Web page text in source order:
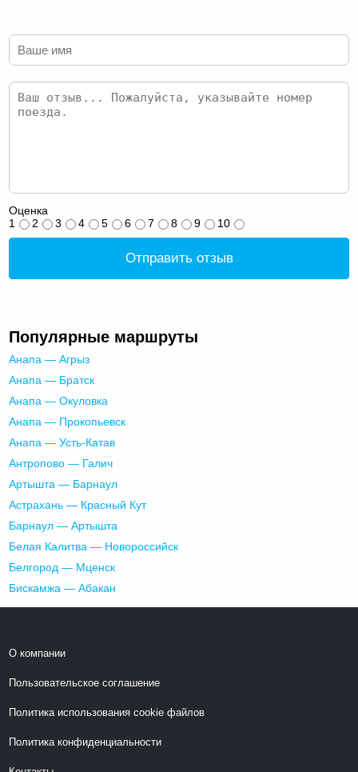
Оценка
1
2 3 4 5 6 7 8 9 10
Отправить отзыв
Популярные маршруты
Анапа — Агрыз
Анапа — Братск
Анапа — Окуловка
Анапа — Прокопьевск
Анапа — Усть-Катав
Антропово — Галич
Артышта — Барнаул
Астрахань — Красный Кут
Барнаул — Артышта
Белая Калитва — Новороссийск
Белгород — Мценск
Бискамжа — Абакан
О компании
Пользовательское соглашение
Политика использования cookie файлов
Политика конфиденциальности